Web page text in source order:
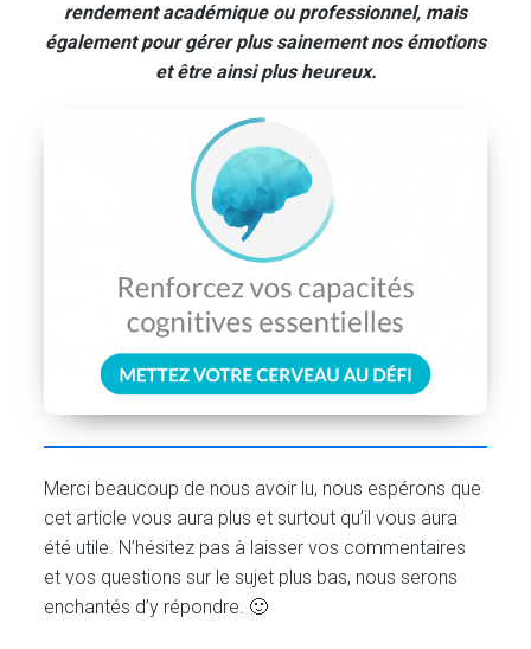
rendement académique ou professionnel, mais
également pour gérer plus sainement nos émotions
et être ainsi plus heureux.
Merci beaucoup de nous avoir lu, nous espérons que
cet article vous aura plus et surtout qu’il vous aura
été utile. N’hésitez pas à laisser vos commentaires
et vos questions sur le sujet plus bas, nous serons
enchantés d’y répondre. 🙂